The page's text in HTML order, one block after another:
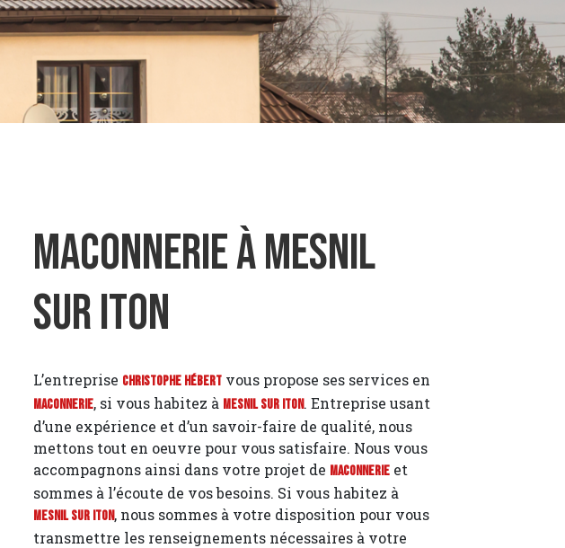
Maconnerie à Mesnil
sur Iton
L’entreprise Christophe Hébert vous propose ses services en
Maconnerie, si vous habitez à Mesnil sur Iton. Entreprise usant
d’une expérience et d’un savoir-faire de qualité, nous
mettons tout en oeuvre pour vous satisfaire. Nous vous
accompagnons ainsi dans votre projet de Maconnerie et
sommes à l’écoute de vos besoins. Si vous habitez à
Mesnil sur Iton, nous sommes à votre disposition pour vous
transmettre les renseignements nécessaires à votre